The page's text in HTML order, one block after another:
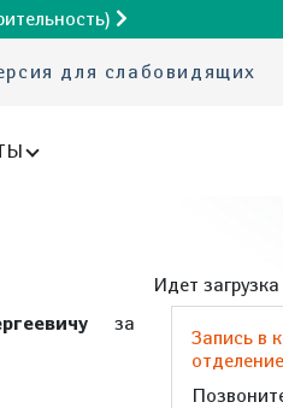
для слабовидящих
за
Идет загрузка
Запись в